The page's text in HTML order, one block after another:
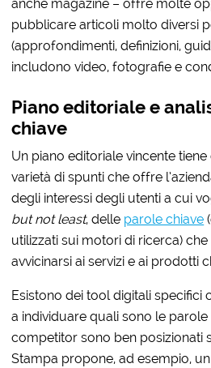
anche magazine – offre molte
pubblicare articoli molto diversi
(approfondimenti, definizioni,
includono video, fotografie e
Piano editoriale e
chiave
Un piano editoriale vincente
varietà di spunti che offre
degli interessi degli utenti a cui
but not least, delle parole chiave
utilizzati sui motori di ricerca)
avvicinarsi ai servizi e ai prodotti
Esistono dei tool digitali specifici
a individuare quali sono le
competitor sono ben posizionati
Stampa propone, ad esempio,